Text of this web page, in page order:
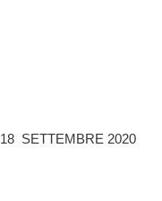
18 SETTEMBRE 2020